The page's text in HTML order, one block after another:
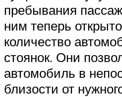
пребывания
ним теперь
количество
стоянок. Они
автомобиль в
близости от